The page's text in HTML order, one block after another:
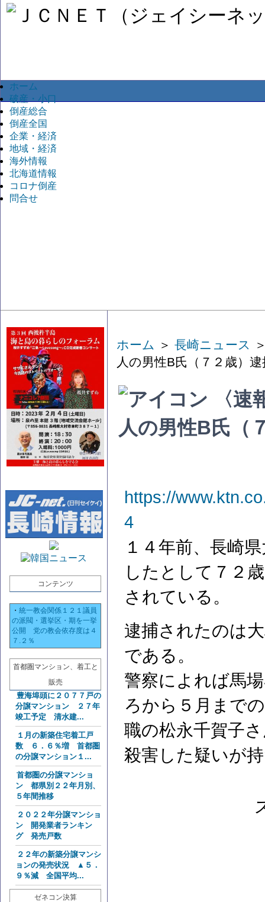
ホーム
破産・小口
倒産総合
倒産全国
企業・経済
地域・経済
海外情報
北海道情報
コロナ倒産
問合せ
コンテンツ
・ 統一教会関係１２１議員
の派閥・選挙区・期を一挙
公開 党の教会依存度は４
７.２％
首都圏マンション、着工と
販売
豊海埠頭に２０７７戸の
分譲マンション ２７年
竣工予定 清水建...
１月の新築住宅着工戸
数 ６．６％増 首都圏
の分譲マンション１...
首都圏の分譲マンショ
ン 都県別２２年月別、
５年間推移
２０２２年分譲マンショ
ン 開発業者ランキン
グ 発売戸数
２２年の新築分譲マンシ
ョンの発売状況 ▲５．
９％減 全国平均...
ゼネコン決算
ホーム ＞ 長崎ニュース
人の男性B氏（７２歳）
〈速
人の男性B氏（
https://
4
１４年前、長崎
したとして７２
されている。
逮捕されたのは
である。
警察によれば馬
ろから５月まで
職の松永千賀子
殺害した疑いが